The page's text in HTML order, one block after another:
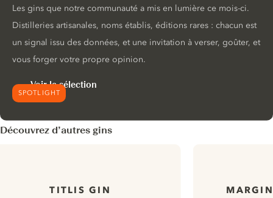
SPOTLIGHT
Les gins que notre communauté a mis en lumière ce mois-ci.
Distilleries artisanales, noms établis, éditions rares : chacun est
un signal issu des données, et une invitation à verser, goûter, et
vous forger votre propre opinion.
Voir la sélection
Découvrez d’autres gins
TITLIS GIN